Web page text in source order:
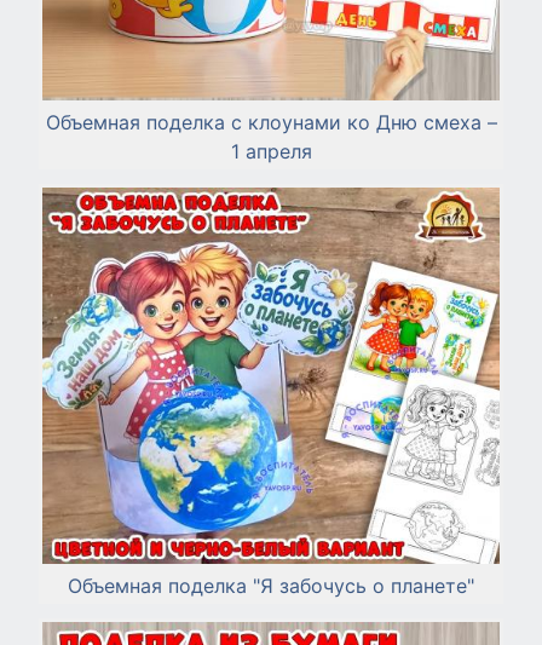
Объемная поделка с клоунами ко Дню смеха –
1 апреля
Объемная поделка "Я забочусь о планете"